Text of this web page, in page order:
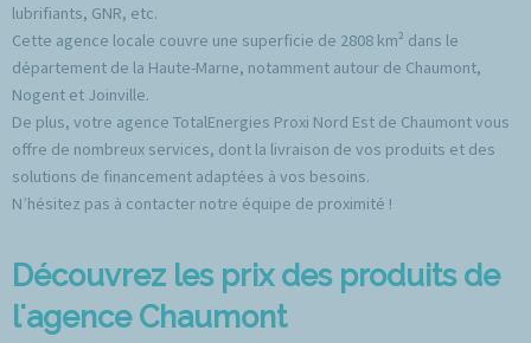
lubrifiants, GNR, etc.
Cette agence locale couvre une superficie de 2808 km² dans le
département de la Haute-Marne, notamment autour de Chaumont,
Nogent et Joinville.
De plus, votre agence TotalEnergies Proxi Nord Est de Chaumont vous
offre de nombreux services, dont la livraison de vos produits et des
solutions de financement adaptées à vos besoins.
N’hésitez pas à contacter notre équipe de proximité !
Découvrez les prix des produits de
l'agence Chaumont